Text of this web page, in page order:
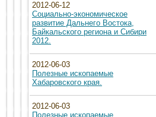
2012-06-12
Социально-экономическое
развитие Дальнего Востока,
Байкальского региона и Сибири
2012.
2012-06-03
Полезные ископаемые
Хабаровского края.
2012-06-03
Полезные ископаемые